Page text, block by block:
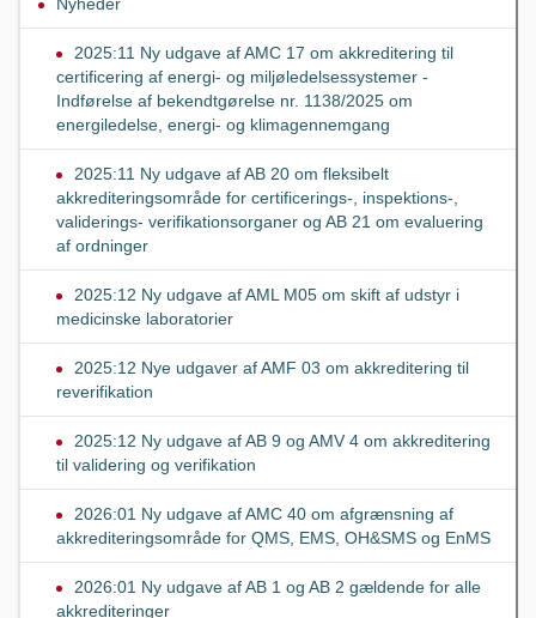
2025:11 Ny udgave af AMC 17 om akkreditering til
certificering af energi- og miljøledelsessystemer -
Indførelse af bekendtgørelse nr. 1138/2025 om
energiledelse, energi- og klimagennemgang
2025:11 Ny udgave af AB 20 om fleksibelt
akkrediteringsområde for certificerings-, inspektions-,
validerings- verifikationsorganer og AB 21 om evaluering
af ordninger
2025:12 Ny udgave af AML M05 om skift af udstyr i
medicinske laboratorier
2025:12 Nye udgaver af AMF 03 om akkreditering til
reverifikation
2025:12 Ny udgave af AB 9 og AMV 4 om akkreditering
til validering og verifikation
2026:01 Ny udgave af AMC 40 om afgrænsning af
akkrediteringsområde for QMS, EMS, OH&SMS og EnMS
2026:01 Ny udgave af AB 1 og AB 2 gældende for alle
akkrediteringer